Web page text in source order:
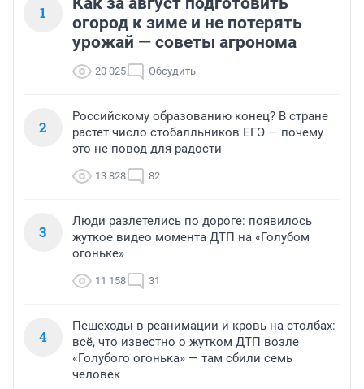
1
огород к зиме и не потерять
урожай — советы агронома
20 025 Обсудить
2
Российскому образованию конец? В стране
растет число стобалльников ЕГЭ — почему
это не повод для радости
13 828 82
3
Люди разлетелись по дороге: появилось
жуткое видео момента ДТП на «Голубом
огоньке»
11 158 31
4
Пешеходы в реанимации и кровь на столбах:
всё, что известно о жутком ДТП возле
«Голубого огонька» — там сбили семь
человек